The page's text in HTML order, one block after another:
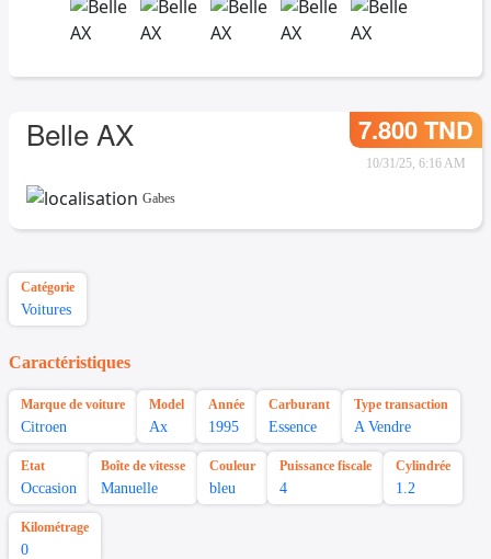
Belle AX 7.800 TND
10/31/25, 6:16 AM
Gabes
Catégorie
Voitures
Caractéristiques
Marque de voiture
Citroen
Model
Ax
Année
1995
Carburant
Essence
Type transaction
A Vendre
Etat
Occasion
Boîte de vitesse
Manuelle
Couleur
bleu
Puissance fiscale
4
Cylindrée
1.2
Kilométrage
0